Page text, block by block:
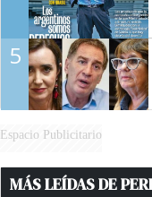
5
Espacio Publicitario
MÁS LEÍDAS DE